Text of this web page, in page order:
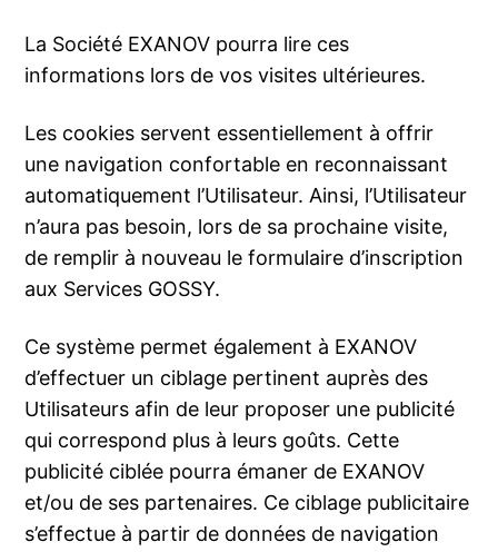
La Société EXANOV pourra lire ces
informations lors de vos visites ultérieures.
Les cookies servent essentiellement à offrir
une navigation confortable en reconnaissant
automatiquement l’Utilisateur. Ainsi, l’Utilisateur
n’aura pas besoin, lors de sa prochaine visite,
de remplir à nouveau le formulaire d’inscription
aux Services GOSSY.
Ce système permet également à EXANOV
d’effectuer un ciblage pertinent auprès des
Utilisateurs afin de leur proposer une publicité
qui correspond plus à leurs goûts. Cette
publicité ciblée pourra émaner de EXANOV
et/ou de ses partenaires. Ce ciblage publicitaire
s’effectue à partir de données de navigation